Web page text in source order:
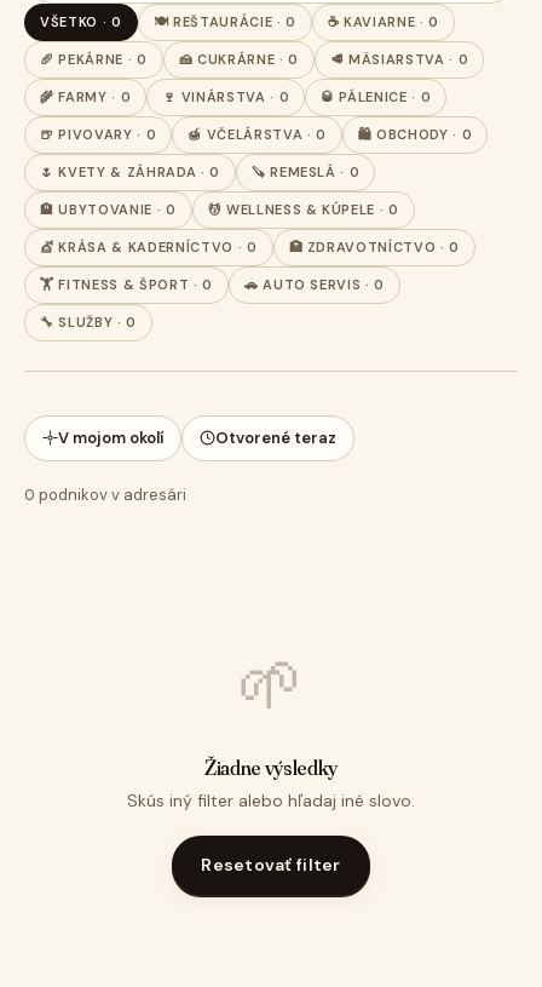
VŠETKO · 0 🍽️ REŠTAURÁCIE · 0 ☕ KAVIARNE · 0
🥖 PEKÁRNE · 0 🍰 CUKRÁRNE · 0 🥩 MÄSIARSTVA · 0
🌾 FARMY · 0 🍷 VINÁRSTVA · 0 🥃 PÁLENICE · 0
🍺 PIVOVARY · 0 🍯 VČELÁRSTVA · 0 🛍️ OBCHODY · 0
🌷 KVETY & ZÁHRADA · 0 🪚 REMESLÁ · 0
🏨 UBYTOVANIE · 0 💆 WELLNESS & KÚPELE · 0
💇 KRÁSA & KADERNÍCTVO · 0 🏥 ZDRAVOTNÍCTVO · 0
🏋️ FITNESS & ŠPORT · 0 🚗 AUTO SERVIS · 0
🔧 SLUŽBY · 0
V mojom okolí Otvorené teraz
0 podnikov v adresári
🌱
Žiadne výsledky
Skús iný filter alebo hľadaj iné slovo.
Resetovať filter